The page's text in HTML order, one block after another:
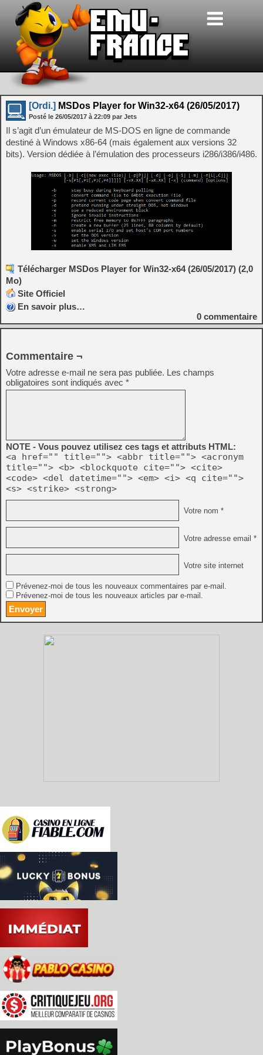
[Ordi.] MSDos Player for Win32-x64 (26/05/2017)
Posté le 26/05/2017 à 22:09 par Jets
Il s’agit d’un émulateur de MS-DOS en ligne de commande
destiné à Windows x86-64 (mais également aux versions 32
bits). Version dédiée à l’émulation des processeurs i286/i386/i486.
Télécharger MSDos Player for Win32-x64 (26/05/2017) (2,0
Mo)
Site Officiel
En savoir plus…
0 commentaire
Commentaire ¬
Votre adresse e-mail ne sera pas publiée. Les champs
obligatoires sont indiqués avec *
NOTE - Vous pouvez utilisez ces tags et attributs HTML:
<a href="" title=""> <abbr title=""> <acronym
title=""> <b> <blockquote cite=""> <cite>
<code> <del datetime=""> <em> <i> <q cite="">
<s> <strike> <strong>
Votre nom *
Votre adresse email *
Votre site internet
Prévenez-moi de tous les nouveaux commentaires par e-mail.
Prévenez-moi de tous les nouveaux articles par e-mail.